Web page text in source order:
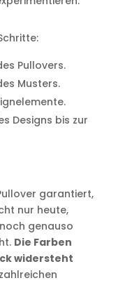
Pullovers.
Musters.
Designs bis zur
garantiert,
nur heute,
genauso
Die Farben
widersteht